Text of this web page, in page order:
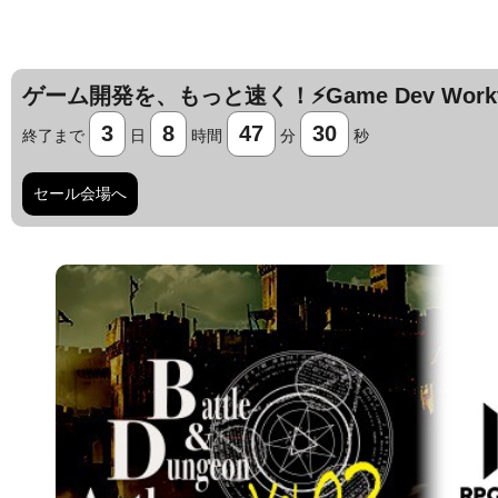
ゲーム開発を、もっと速く！⚡️Game Dev
終了まで 3 日 8 時間 47 分 29 秒
セール会場へ